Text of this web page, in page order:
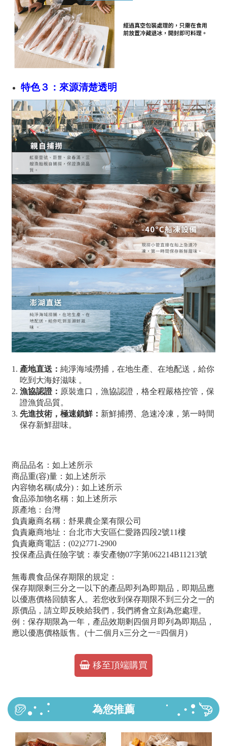
特色３：來源清楚透明
產地直送： 純淨海域撈捕，在地生產、在地配送，給你
吃到大海好滋味 。
漁協認證： 原裝進口，漁協認證，格全程嚴格控管，保
證漁貨品質。
先進技術，極速鎖鮮： 新鮮捕撈、急速冷凍，第一時間
保存新鮮甜味。
商品品名：如上述所示
商品重(容)量：如上述所示
內容物名稱(成分)：如上述所示
食品添加物名稱：如上述所示
原產地：台灣
負責廠商名稱：舒果農企業有限公司
負責廠商地址：台北市大安區仁愛路四段2號11樓
負責廠商電話：(02)2771-2900
投保產品責任險字號：泰安產物07字第062214B11213號
無毒農食品保存期限的規定：
保存期限剩三分之一以下的產品即列為即期品，即期品應
以優惠價格回饋客人。若您收到保存期限不到三分之一的
原價品，請立即反映給我們，我們將會立刻為您處理。
例：保存期限為一年，產品效期剩四個月即列為即期品，
應以優惠價格販售。(十二個月x三分之一=四個月)
移至頂端購買
為您推薦